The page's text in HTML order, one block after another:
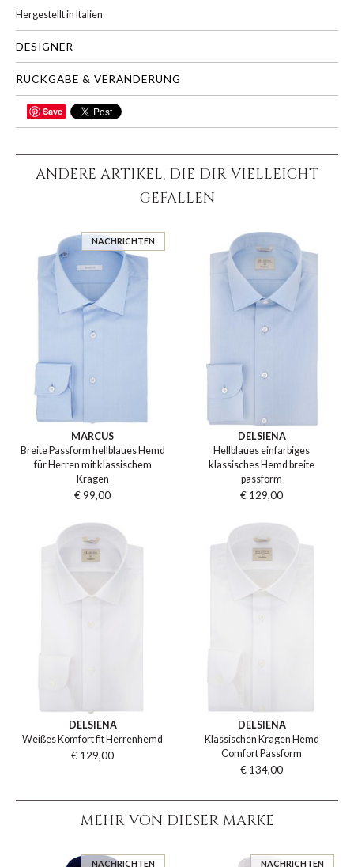
Hergestellt in Italien
DESIGNER
RÜCKGABE & VERÄNDERUNG
TEILEN
Save
ANDERE ARTIKEL, DIE DIR VIELLEICHT
GEFALLEN
NACHRICHTEN
MARCUS
Breite Passform hellblaues Hemd
für Herren mit klassischem
Kragen
€ 99,00
DELSIENA
Hellblaues einfarbiges
klassisches Hemd breite
passform
€ 129,00
DELSIENA
Weißes Komfort fit Herrenhemd
€ 129,00
DELSIENA
Klassischen Kragen Hemd
Comfort Passform
€ 134,00
MEHR VON DIESER MARKE
NACHRICHTEN NACHRICHTEN